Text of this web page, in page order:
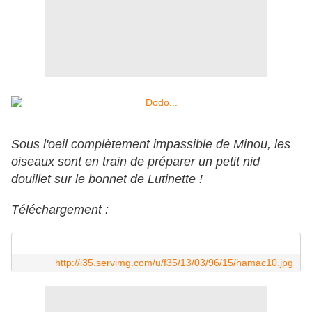
Sous l'oeil complètement impassible de Minou, les
oiseaux sont en train de préparer un petit nid
douillet sur le bonnet de Lutinette !
Téléchargement :
http://i35.servimg.com/u/f35/13/03/96/15/hamac10.jpg